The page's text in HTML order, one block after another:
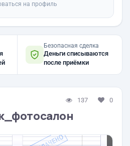
на профиль
Безопасная сделка
Деньги списываются
после приёмки
137 0